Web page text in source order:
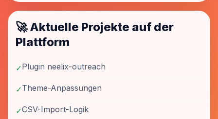
🚀 Aktuelle Projekte auf der
Plattform
✓Plugin neelix-outreach
✓Theme-Anpassungen
✓CSV-Import-Logik